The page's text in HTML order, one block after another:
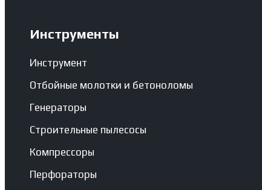
Инструменты
Инструмент
Отбойные молотки и бетоноломы
Генераторы
Строительные пылесосы
Компрессоры
Перфораторы